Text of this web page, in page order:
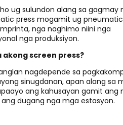
ug sulundon alang sa gagmay
press mogamit ug
nga naghimo niini nga
nga produksiyon.
screen press?
nagdepende sa
sinugdanan, apan alang sa
ang kahusayan gamit ang
dugang nga mga estasyon.